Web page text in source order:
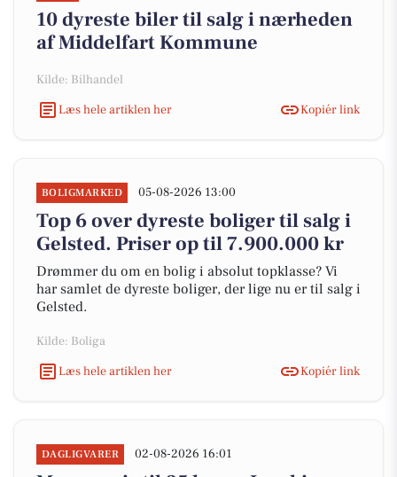
10 dyreste biler til salg i nærheden
af Middelfart Kommune
Kilde: Bilhandel
Læs hele artiklen her
Kopiér link
BOLIGMARKED 05-08-2026 13:00
Top 6 over dyreste boliger til salg i
Gelsted. Priser op til 7.900.000 kr
Drømmer du om en bolig i absolut topklasse? Vi
har samlet de dyreste boliger, der lige nu er til salg i
Gelsted.
Kilde: Boliga
Læs hele artiklen her
Kopiér link
DAGLIGVARER 02-08-2026 16:01